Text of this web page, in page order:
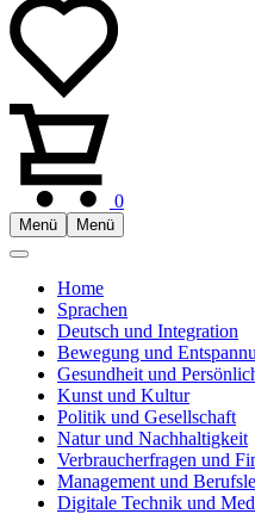
0
Menü Menü
Home
Sprachen
Deutsch und Integration
Bewegung und
Gesundheit und
Kunst und Kultur
Politik und Gesellschaft
Natur und Nachhaltigkeit
Verbraucherfragen und
Management und
Digitale Technik und